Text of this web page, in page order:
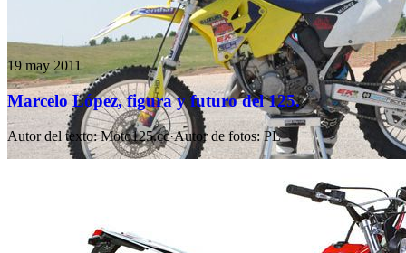
19 may 2011
Marcelo López, figura y futuro del 125.
Autor del texto: Moto125.cc·Autor de fotos: PL